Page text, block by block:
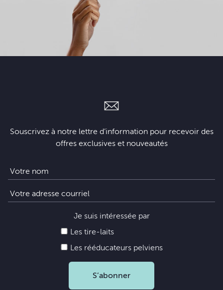
Souscrivez à notre lettre d’information pour recevoir des
offres exclusives et nouveautés
Je suis intéressée par
Les tire-laits
Les rééducateurs pelviens
S’abonner